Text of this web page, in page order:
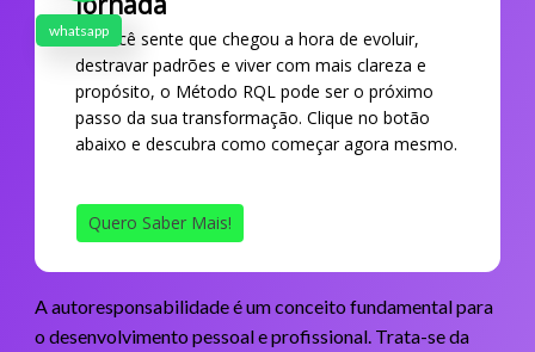
Se você sente que chegou a hora de evoluir,
destravar padrões e viver com mais clareza e
propósito, o Método RQL pode ser o próximo
passo da sua transformação. Clique no botão
abaixo e descubra como começar agora mesmo.
Quero Saber Mais!
A autoresponsabilidade é um conceito fundamental para
o desenvolvimento pessoal e profissional. Trata-se da
whatsapp